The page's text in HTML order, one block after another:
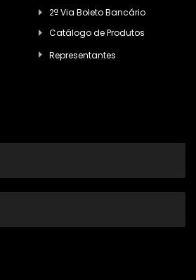
2ª Via Boleto Bancário
Catálogo de Produtos
Representantes